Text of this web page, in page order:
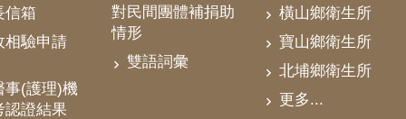
信箱
相驗申請
事(護理)機
認證結果
對民間團體補捐助
情形
雙語詞彙
橫山鄉衛生所
寶山鄉衛生所
北埔鄉衛生所
更多...